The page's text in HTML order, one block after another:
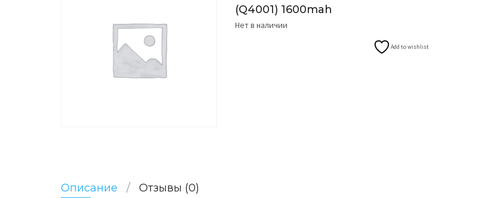
(Q4001) 1600mah
Нет в наличии
Add to wishlist
Описание Отзывы (0)